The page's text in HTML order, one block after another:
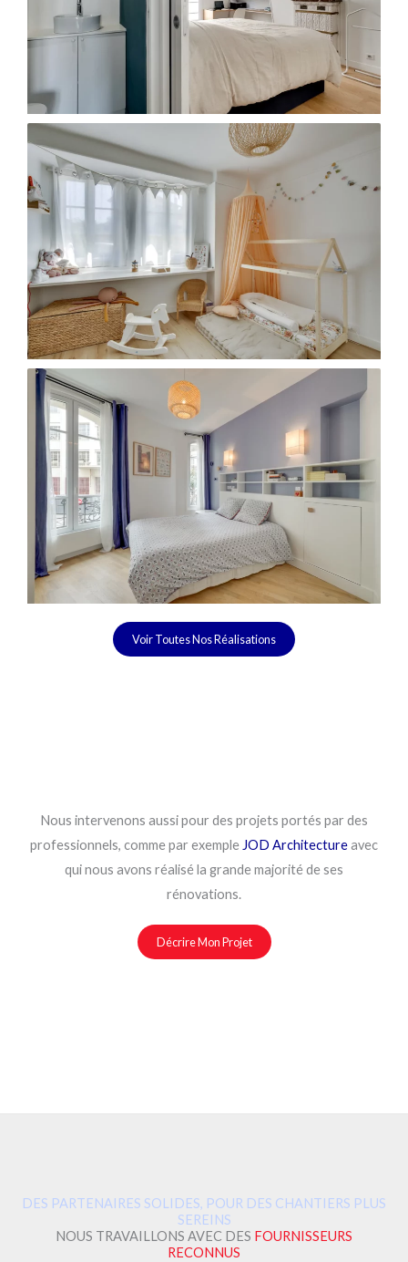
Voir Toutes Nos Réalisations
Nous intervenons aussi pour des projets portés par des
professionnels, comme par exempleJOD Architectureavec
qui nous avons réalisé la grande majorité de ses
rénovations.
Décrire Mon Projet
DES PARTENAIRES SOLIDES, POUR DES CHANTIERS PLUS
SEREINS
NOUS TRAVAILLONS AVEC DES FOURNISSEURS
RECONNUS